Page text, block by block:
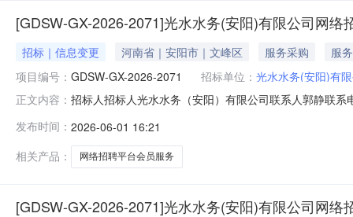
[GDSW-GX-2026-2071]光水水务(安阳)有限公司网络
招标｜信息变更 河南省｜安阳市｜文峰区 服务采购
服务
项目编号： GDSW-GX-2026-2071 招标单位： 光水水务(安阳)有
正文内容： 招标人招标人光水水务（安阳）有限公司联系人郭静联
发布时间： 2026-06-01 16:21
相关产品：
网络招聘平台会员服务
[GDSW-GX-2026-2071]光水水务(安阳)有限公司网络